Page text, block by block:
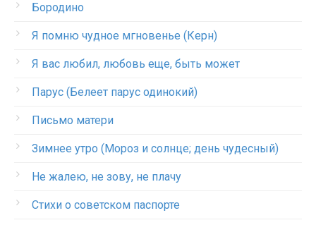
Бородино
Я помню чудное мгновенье (Керн)
Я вас любил, любовь еще, быть может
Парус (Белеет парус одинокий)
Письмо матери
Зимнее утро (Мороз и солнце; день чудесный)
Не жалею, не зову, не плачу
Стихи о советском паспорте